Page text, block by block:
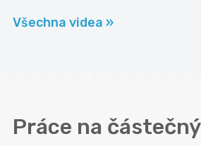
Všechna videa »
Práce na částečný